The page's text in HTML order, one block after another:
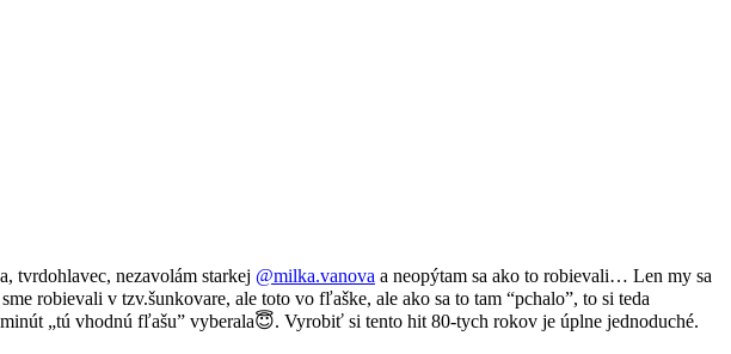
tvrdohlavec, nezavolám starkej @milka.vanova a neopýtam sa ako to robievali… Len my sa
robievali v tzv.šunkovare, ale toto vo fľaške, ale ako sa to tam “pchalo”, to si teda
„tú vhodnú fľašu” vyberala😇. Vyrobiť si tento hit 80-tych rokov je úplne jednoduché.